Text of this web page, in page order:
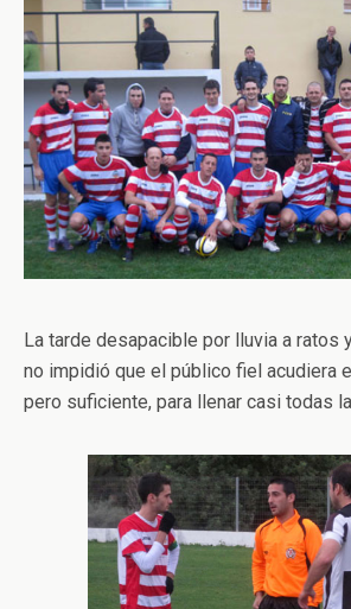
La tarde desapacible por lluvia a ratos
no impidió que el público fiel acudiera
pero suficiente, para llenar casi todas